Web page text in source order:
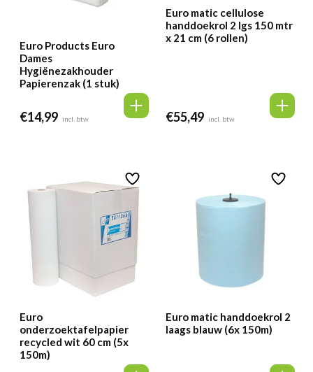
Euro Products Euro
Dames
Hygiënezakhouder
Papierenzak (1 stuk)
€14,99 incl. btw
Euro matic cellulose
handdoekrol 2 lgs 150 mtr
x 21 cm (6 rollen)
€55,49 incl. btw
Euro
onderzoektafelpapier
recycled wit 60 cm (5x
150m)
Euro matic handdoekrol 2
laags blauw (6x 150m)